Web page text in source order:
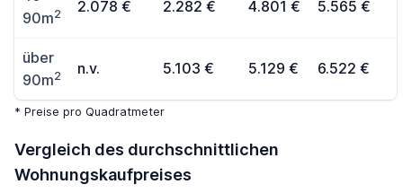
90m2 2.078 € 2.282 € 4.801 € 5.565 €
über
90m2 n.v. 5.103 € 5.129 € 6.522 €
* Preise pro Quadratmeter
Vergleich des durchschnittlichen
Wohnungskaufpreises